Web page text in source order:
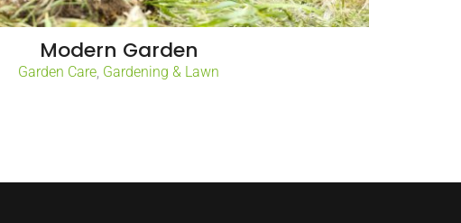
Modern Garden
Garden Care, Gardening & Lawn